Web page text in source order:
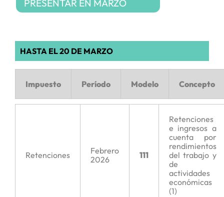
PRESENTAR EN MARZO
HASTA EL 20 DE MARZO
Impuesto Período Modelo Concepto
Retenciones
Febrero
2026
111
Retenciones
e ingresos a
cuenta por
rendimientos
del trabajo y
de
actividades
económicas
(1)